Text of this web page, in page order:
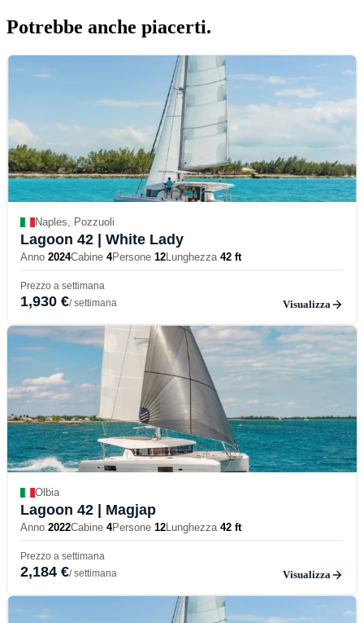
Potrebbe anche piacerti.
Naples, Pozzuoli
Lagoon 42 | White Lady
Anno 2024Cabine 4Persone 12Lunghezza 42 ft
Prezzo a settimana
1,930 €/ settimana Visualizza
Olbia
Lagoon 42 | Magjap
Anno 2022Cabine 4Persone 12Lunghezza 42 ft
Prezzo a settimana
2,184 €/ settimana Visualizza